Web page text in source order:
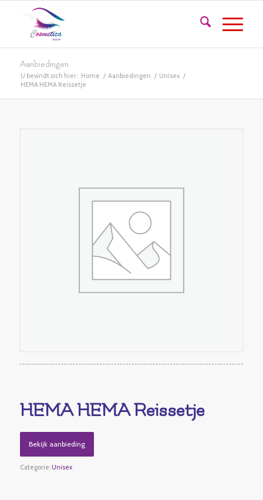
Aanbiedingen
U bevindt zich hier: Home / Aanbiedingen / Unisex /
HEMA HEMA Reissetje
HEMA HEMA Reissetje
Bekijk aanbieding
Categorie: Unisex